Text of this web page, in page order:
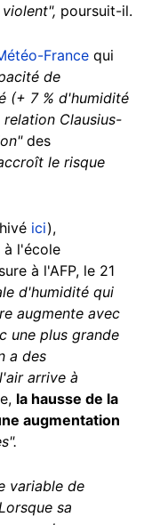
poursuit-il.
France qui
de
(+ 7 % d'humidité
Clausius-
des
le risque
ici),
à l'école
à l'AFP, le 21
d'humidité qui
augmente avec
une plus grande
a des
arrive à
la hausse de la
augmentation
variable de
sa